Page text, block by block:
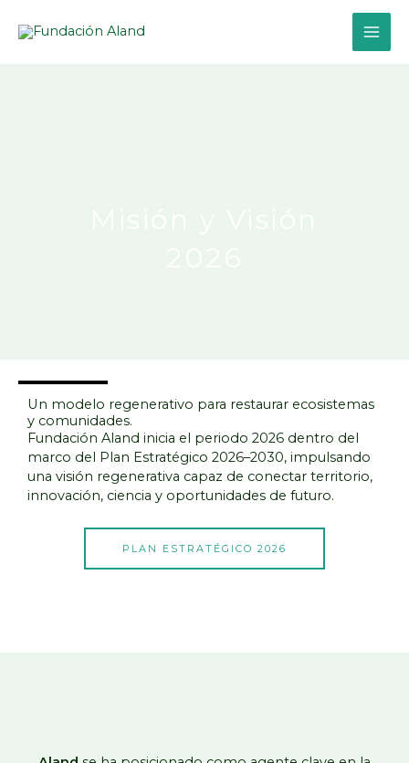
Un modelo regenerativo para restaurar ecosistemas
y comunidades.
Fundación Aland inicia el periodo 2026 dentro del
marco del Plan Estratégico 2026–2030, impulsando
una visión regenerativa capaz de conectar territorio,
innovación, ciencia y oportunidades de futuro.
PLAN ESTRATÉGICO 2026